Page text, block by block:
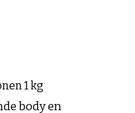
1 kg
body en